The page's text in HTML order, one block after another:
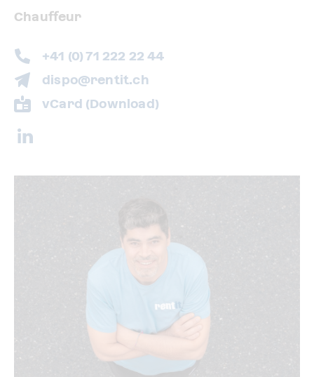
Chauffeur
+41 (0) 71 222 22 44
dispo@rentit.ch
vCard (Download)